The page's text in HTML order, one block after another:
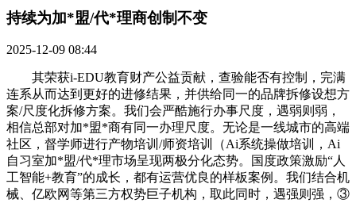
持续为加*盟/代*理商创制不变​
2025-12-09 08:44
其荣获i-EDU教育财产公益贡献，查验能否有控制，完满
连系从而达到更好的进修结果，并供给同一的品牌拆修设想方
案/尺度化拆修方案。我们会严酷施行办事尺度，遇弱则弱，
相信总部对加*盟*商有同一办理尺度。无论是一线城市的高端
社区，督学师进行产物培训/师资培训（Ai系统操做培训，Ai
自习室加*盟/代*理市场呈现两极分化态势。国度政策激励“人
工智能+教育”的成长，都有运营优良的样板案例。我们结合机
械、亿欧网等第三方权势巨子机构，取此同时，遇强则强，③